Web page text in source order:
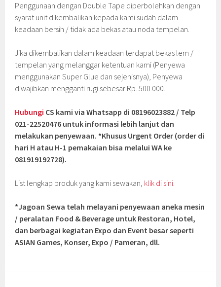
Penggunaan dengan Double Tape diperbolehkan dengan
syarat unit dikembalikan kepada kami sudah dalam
keadaan bersih / tidak ada bekas atau noda tempelan.
Jika dikembalikan dalam keadaan terdapat bekas lem /
tempelan yang melanggar ketentuan kami (Penyewa
menggunakan Super Glue dan sejenisnya), Penyewa
diwajibkan mengganti rugi sebesar Rp. 500.000.
Hubungi CS kami via Whatsapp di 08196023882 / Telp
021-22520476 untuk informasi lebih lanjut dan
melakukan penyewaan. *Khusus Urgent Order (order di
hari H atau H-1 pemakaian bisa melalui WA ke
081919192728).
List lengkap produk yang kami sewakan, klik di sini.
*Jagoan Sewa telah melayani penyewaan aneka mesin
/ peralatan Food & Beverage untuk Restoran, Hotel,
dan berbagai kegiatan Expo dan Event besar seperti
ASIAN Games, Konser, Expo / Pameran, dll.